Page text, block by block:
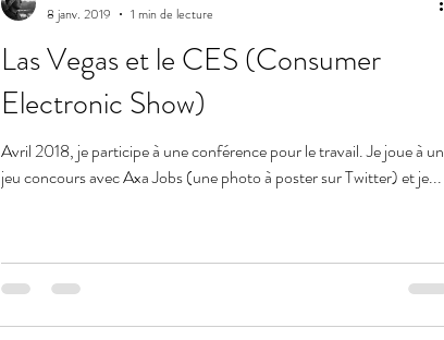
Las Vegas et le CES (Consumer
Electronic Show)
Avril 2018, je participe à une conférence pour le travail. Je joue à un
jeu concours avec Axa Jobs (une photo à poster sur Twitter) et je...
8 janv. 2019
1 min de lecture